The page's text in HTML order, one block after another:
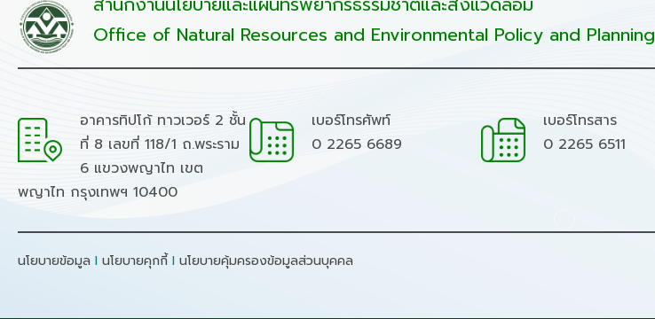
Office of Natural Resources and Environmental Policy and Planning
อาคารทิปโก้ ทาวเวอร์ 2 ชั้น
ที่ 8 เลขที่ 118/1 ถ.พระราม
6 แขวงพญาไท เขต
พญาไท กรุงเทพฯ 10400
เบอร์โทรศัพท์
0 2265 6689
เบอร์โทรสาร
0 2265 6511
นโยบายข้อมูล I นโยบายคุกกี้ I นโยบายคุ้มครองข้อมูลส่วนบุคคล